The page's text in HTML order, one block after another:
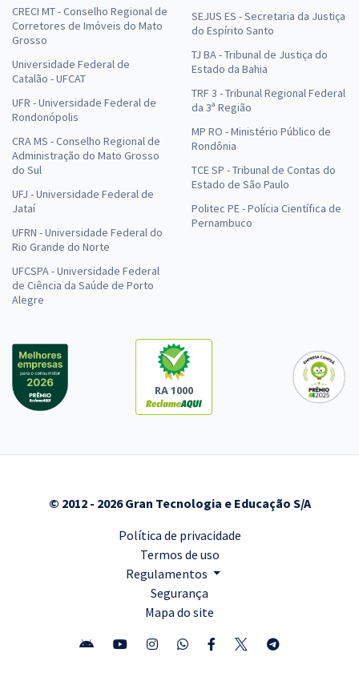
CRECI MT - Conselho Regional de
Corretores de Imóveis do Mato
Grosso
Universidade Federal de
Catalão - UFCAT
UFR - Universidade Federal de
Rondonópolis
CRA MS - Conselho Regional de
Administração do Mato Grosso
do Sul
UFJ - Universidade Federal de
Jataí
UFRN - Universidade Federal do
Rio Grande do Norte
UFCSPA - Universidade Federal
de Ciência da Saúde de Porto
Alegre
SEJUS ES - Secretaria da Justiça
do Espírito Santo
TJ BA - Tribunal de Justiça do
Estado da Bahia
TRF 3 - Tribunal Regional Federal
da 3ª Região
MP RO - Ministério Público de
Rondônia
TCE SP - Tribunal de Contas do
Estado de São Paulo
Politec PE - Polícia Científica de
Pernambuco
RA 1000
© 2012 - 2026 Gran Tecnologia e Educação S/A
Política de privacidade
Termos de uso
Regulamentos
Segurança
Mapa do site